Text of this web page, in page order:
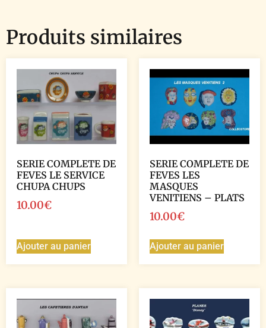
Produits similaires
SERIE COMPLETE DE
FEVES LE SERVICE
CHUPA CHUPS
10.00€
Ajouter au panier
SERIE COMPLETE DE
FEVES LES
MASQUES
VENITIENS – PLATS
10.00€
Ajouter au panier